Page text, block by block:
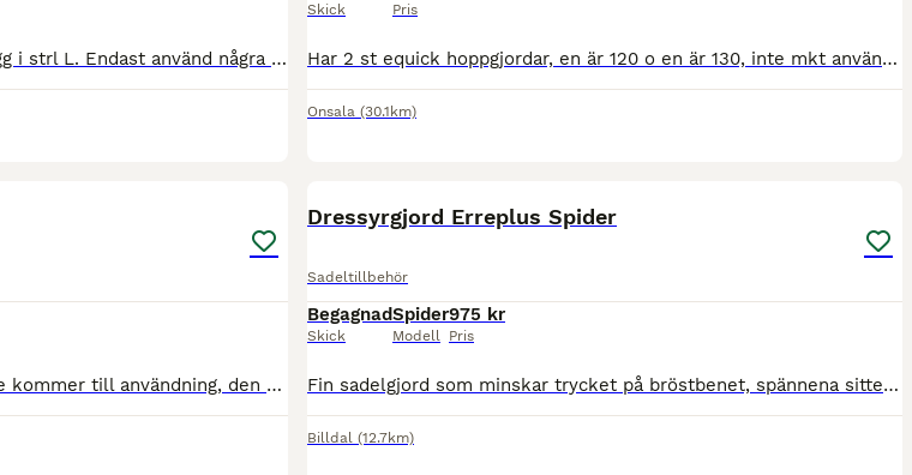
Mattes korrektionspad inkl 8 st ilägg i strl L. Endast använd några få gånger så i jättefint skick. Finnas att hämta runt Borås/Ulricehamn eller kan skickas mot fraktkostnad.
Skick Pris
Har 2 st equick hoppgjordar, en är 120 o en är 130, inte mkt använda, fint skick på båda. 900 kr/st. Har även en hoppgjord 120 i brunt läder till salu, fint skick, 500 kr. Har du frågor ring Tony, 070
Onsala (30.1km)
Säljer nu min hoppgjord då den inte kommer till användning, den är använd fåtal gånger sedan bara legat på hyllan. Storlek 120 cm
Dressyrgjord Erreplus Spider
Sadeltillbehör
Begagnad
Skick
Spider
Modell
975 kr
Pris
Fin sadelgjord som minskar trycket på bröstbenet, spännena sitter en bit isär för bästa stabilitet. Passar bäst till häst med mer "atletiskt" byggd bröstkorg. Använd men i fint skick. Brun. Storlek 70
Billdal (12.7km)